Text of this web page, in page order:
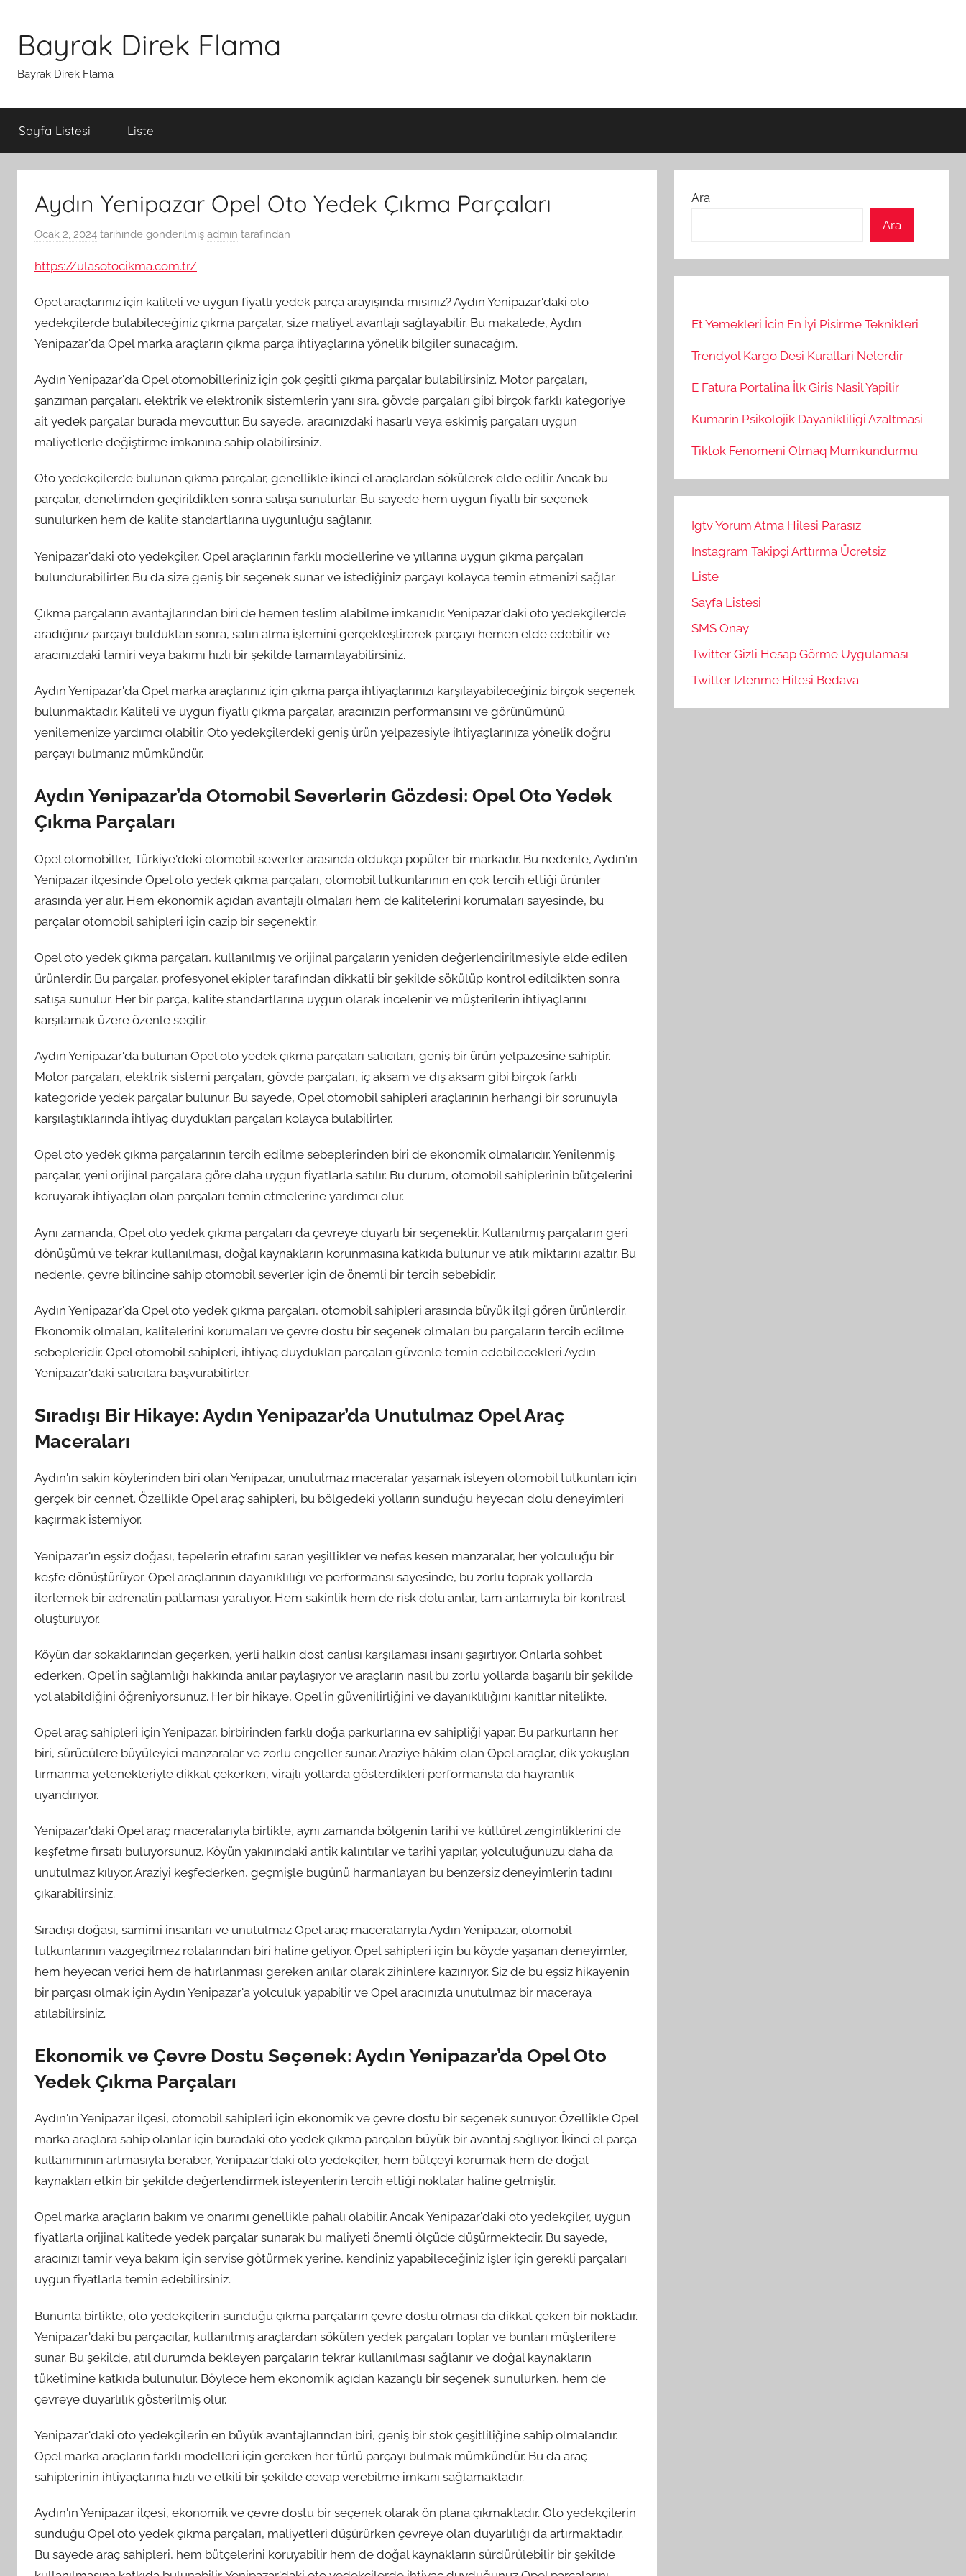
Bayrak Direk Flama
Bayrak Direk Flama
Sayfa Listesi Liste
Aydın Yenipazar Opel Oto Yedek Çıkma Parçaları
Ocak 2, 2024 tarihinde gönderilmiş admin tarafından
https://ulasotocikma.com.tr/
Opel araçlarınız için kaliteli ve uygun fiyatlı yedek parça arayışında mısınız? Aydın Yenipazar'daki oto
yedekçilerde bulabileceğiniz çıkma parçalar, size maliyet avantajı sağlayabilir. Bu makalede, Aydın
Yenipazar'da Opel marka araçların çıkma parça ihtiyaçlarına yönelik bilgiler sunacağım.
Aydın Yenipazar'da Opel otomobilleriniz için çok çeşitli çıkma parçalar bulabilirsiniz. Motor parçaları,
şanzıman parçaları, elektrik ve elektronik sistemlerin yanı sıra, gövde parçaları gibi birçok farklı kategoriye
ait yedek parçalar burada mevcuttur. Bu sayede, aracınızdaki hasarlı veya eskimiş parçaları uygun
maliyetlerle değiştirme imkanına sahip olabilirsiniz.
Oto yedekçilerde bulunan çıkma parçalar, genellikle ikinci el araçlardan sökülerek elde edilir. Ancak bu
parçalar, denetimden geçirildikten sonra satışa sunulurlar. Bu sayede hem uygun fiyatlı bir seçenek
sunulurken hem de kalite standartlarına uygunluğu sağlanır.
Yenipazar'daki oto yedekçiler, Opel araçlarının farklı modellerine ve yıllarına uygun çıkma parçaları
bulundurabilirler. Bu da size geniş bir seçenek sunar ve istediğiniz parçayı kolayca temin etmenizi sağlar.
Çıkma parçaların avantajlarından biri de hemen teslim alabilme imkanıdır. Yenipazar'daki oto yedekçilerde
aradığınız parçayı bulduktan sonra, satın alma işlemini gerçekleştirerek parçayı hemen elde edebilir ve
aracınızdaki tamiri veya bakımı hızlı bir şekilde tamamlayabilirsiniz.
Aydın Yenipazar'da Opel marka araçlarınız için çıkma parça ihtiyaçlarınızı karşılayabileceğiniz birçok seçenek
bulunmaktadır. Kaliteli ve uygun fiyatlı çıkma parçalar, aracınızın performansını ve görünümünü
yenilemenize yardımcı olabilir. Oto yedekçilerdeki geniş ürün yelpazesiyle ihtiyaçlarınıza yönelik doğru
parçayı bulmanız mümkündür.
Aydın Yenipazar’da Otomobil Severlerin Gözdesi: Opel Oto Yedek
Çıkma Parçaları
Opel otomobiller, Türkiye'deki otomobil severler arasında oldukça popüler bir markadır. Bu nedenle, Aydın'ın
Yenipazar ilçesinde Opel oto yedek çıkma parçaları, otomobil tutkunlarının en çok tercih ettiği ürünler
arasında yer alır. Hem ekonomik açıdan avantajlı olmaları hem de kalitelerini korumaları sayesinde, bu
parçalar otomobil sahipleri için cazip bir seçenektir.
Opel oto yedek çıkma parçaları, kullanılmış ve orijinal parçaların yeniden değerlendirilmesiyle elde edilen
ürünlerdir. Bu parçalar, profesyonel ekipler tarafından dikkatli bir şekilde sökülüp kontrol edildikten sonra
satışa sunulur. Her bir parça, kalite standartlarına uygun olarak incelenir ve müşterilerin ihtiyaçlarını
karşılamak üzere özenle seçilir.
Aydın Yenipazar'da bulunan Opel oto yedek çıkma parçaları satıcıları, geniş bir ürün yelpazesine sahiptir.
Motor parçaları, elektrik sistemi parçaları, gövde parçaları, iç aksam ve dış aksam gibi birçok farklı
kategoride yedek parçalar bulunur. Bu sayede, Opel otomobil sahipleri araçlarının herhangi bir sorunuyla
karşılaştıklarında ihtiyaç duydukları parçaları kolayca bulabilirler.
Opel oto yedek çıkma parçalarının tercih edilme sebeplerinden biri de ekonomik olmalarıdır. Yenilenmiş
parçalar, yeni orijinal parçalara göre daha uygun fiyatlarla satılır. Bu durum, otomobil sahiplerinin bütçelerini
koruyarak ihtiyaçları olan parçaları temin etmelerine yardımcı olur.
Aynı zamanda, Opel oto yedek çıkma parçaları da çevreye duyarlı bir seçenektir. Kullanılmış parçaların geri
dönüşümü ve tekrar kullanılması, doğal kaynakların korunmasına katkıda bulunur ve atık miktarını azaltır. Bu
nedenle, çevre bilincine sahip otomobil severler için de önemli bir tercih sebebidir.
Aydın Yenipazar'da Opel oto yedek çıkma parçaları, otomobil sahipleri arasında büyük ilgi gören ürünlerdir.
Ekonomik olmaları, kalitelerini korumaları ve çevre dostu bir seçenek olmaları bu parçaların tercih edilme
sebepleridir. Opel otomobil sahipleri, ihtiyaç duydukları parçaları güvenle temin edebilecekleri Aydın
Yenipazar'daki satıcılara başvurabilirler.
Sıradışı Bir Hikaye: Aydın Yenipazar’da Unutulmaz Opel Araç
Maceraları
Aydın'ın sakin köylerinden biri olan Yenipazar, unutulmaz maceralar yaşamak isteyen otomobil tutkunları için
gerçek bir cennet. Özellikle Opel araç sahipleri, bu bölgedeki yolların sunduğu heyecan dolu deneyimleri
kaçırmak istemiyor.
Yenipazar'ın eşsiz doğası, tepelerin etrafını saran yeşillikler ve nefes kesen manzaralar, her yolculuğu bir
keşfe dönüştürüyor. Opel araçlarının dayanıklılığı ve performansı sayesinde, bu zorlu toprak yollarda
ilerlemek bir adrenalin patlaması yaratıyor. Hem sakinlik hem de risk dolu anlar, tam anlamıyla bir kontrast
oluşturuyor.
Köyün dar sokaklarından geçerken, yerli halkın dost canlısı karşılaması insanı şaşırtıyor. Onlarla sohbet
ederken, Opel'in sağlamlığı hakkında anılar paylaşıyor ve araçların nasıl bu zorlu yollarda başarılı bir şekilde
yol alabildiğini öğreniyorsunuz. Her bir hikaye, Opel'in güvenilirliğini ve dayanıklılığını kanıtlar nitelikte.
Opel araç sahipleri için Yenipazar, birbirinden farklı doğa parkurlarına ev sahipliği yapar. Bu parkurların her
biri, sürücülere büyüleyici manzaralar ve zorlu engeller sunar. Araziye hâkim olan Opel araçlar, dik yokuşları
tırmanma yetenekleriyle dikkat çekerken, virajlı yollarda gösterdikleri performansla da hayranlık
uyandırıyor.
Yenipazar'daki Opel araç maceralarıyla birlikte, aynı zamanda bölgenin tarihi ve kültürel zenginliklerini de
keşfetme fırsatı buluyorsunuz. Köyün yakınındaki antik kalıntılar ve tarihi yapılar, yolculuğunuzu daha da
unutulmaz kılıyor. Araziyi keşfederken, geçmişle bugünü harmanlayan bu benzersiz deneyimlerin tadını
çıkarabilirsiniz.
Sıradışı doğası, samimi insanları ve unutulmaz Opel araç maceralarıyla Aydın Yenipazar, otomobil
tutkunlarının vazgeçilmez rotalarından biri haline geliyor. Opel sahipleri için bu köyde yaşanan deneyimler,
hem heyecan verici hem de hatırlanması gereken anılar olarak zihinlere kazınıyor. Siz de bu eşsiz hikayenin
bir parçası olmak için Aydın Yenipazar'a yolculuk yapabilir ve Opel aracınızla unutulmaz bir maceraya
atılabilirsiniz.
Ekonomik ve Çevre Dostu Seçenek: Aydın Yenipazar’da Opel Oto
Yedek Çıkma Parçaları
Aydın'ın Yenipazar ilçesi, otomobil sahipleri için ekonomik ve çevre dostu bir seçenek sunuyor. Özellikle Opel
marka araçlara sahip olanlar için buradaki oto yedek çıkma parçaları büyük bir avantaj sağlıyor. İkinci el parça
kullanımının artmasıyla beraber, Yenipazar'daki oto yedekçiler, hem bütçeyi korumak hem de doğal
kaynakları etkin bir şekilde değerlendirmek isteyenlerin tercih ettiği noktalar haline gelmiştir.
Opel marka araçların bakım ve onarımı genellikle pahalı olabilir. Ancak Yenipazar'daki oto yedekçiler, uygun
fiyatlarla orijinal kalitede yedek parçalar sunarak bu maliyeti önemli ölçüde düşürmektedir. Bu sayede,
aracınızı tamir veya bakım için servise götürmek yerine, kendiniz yapabileceğiniz işler için gerekli parçaları
uygun fiyatlarla temin edebilirsiniz.
Bununla birlikte, oto yedekçilerin sunduğu çıkma parçaların çevre dostu olması da dikkat çeken bir noktadır.
Yenipazar'daki bu parçacılar, kullanılmış araçlardan sökülen yedek parçaları toplar ve bunları müşterilere
sunar. Bu şekilde, atıl durumda bekleyen parçaların tekrar kullanılması sağlanır ve doğal kaynakların
tüketimine katkıda bulunulur. Böylece hem ekonomik açıdan kazançlı bir seçenek sunulurken, hem de
çevreye duyarlılık gösterilmiş olur.
Yenipazar'daki oto yedekçilerin en büyük avantajlarından biri, geniş bir stok çeşitliliğine sahip olmalarıdır.
Opel marka araçların farklı modelleri için gereken her türlü parçayı bulmak mümkündür. Bu da araç
sahiplerinin ihtiyaçlarına hızlı ve etkili bir şekilde cevap verebilme imkanı sağlamaktadır.
Aydın'ın Yenipazar ilçesi, ekonomik ve çevre dostu bir seçenek olarak ön plana çıkmaktadır. Oto yedekçilerin
sunduğu Opel oto yedek çıkma parçaları, maliyetleri düşürürken çevreye olan duyarlılığı da artırmaktadır.
Bu sayede araç sahipleri, hem bütçelerini koruyabilir hem de doğal kaynakların sürdürülebilir bir şekilde
Ara
Ara
Et Yemekleri İcin En İyi Pisirme Teknikleri
Trendyol Kargo Desi Kurallari Nelerdir
E Fatura Portalina İlk Giris Nasil Yapilir
Kumarin Psikolojik Dayanikliligi Azaltmasi
Tiktok Fenomeni Olmaq Mumkundurmu
Igtv Yorum Atma Hilesi Parasız
Instagram Takipçi Arttırma Ücretsiz
Liste
Sayfa Listesi
SMS Onay
Twitter Gizli Hesap Görme Uygulaması
Twitter Izlenme Hilesi Bedava